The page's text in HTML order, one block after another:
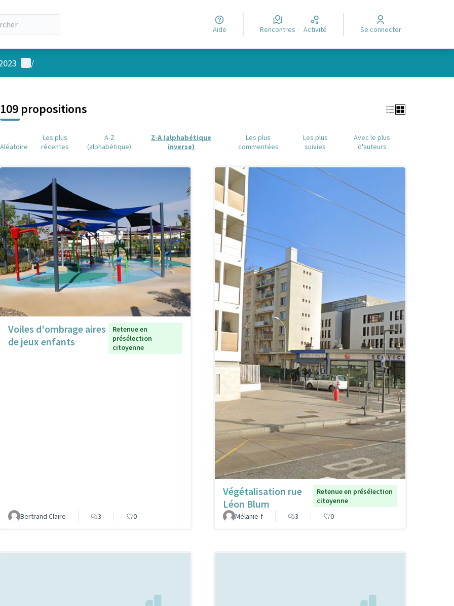
Aide Rencontres Activité Se connecter
Menu utilisateur
/
109 propositions
Aléatoire
Les plus
récentes
A-Z
(alphabétique)
Z-A (alphabétique
inverse)
Les plus
commentées
Les plus
suivies
Avec le plus
d'auteurs
Voiles d'ombrage aires
de jeux enfants
Retenue en
présélection
citoyenne
Bertrand Claire 3 0
Végétalisation rue
Léon Blum
Retenue en présélection
citoyenne
Mélanie-f
3 0